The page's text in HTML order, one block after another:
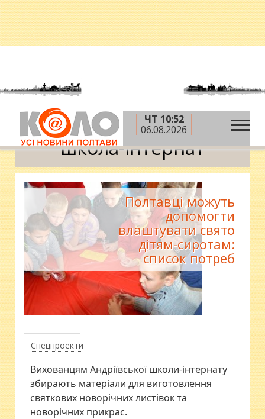
ЧТ 10:52
06.08.2026
Головна » школа-інтернат
школа-інтернат
Спецпроекти
Полтавці можуть
допомогти
влаштувати свято
дітям-сиротам:
список потреб
Вихованцям Андріївської школи-інтернату
збирають матеріали для виготовлення
святкових новорічних листівок та
новорічних прикрас.